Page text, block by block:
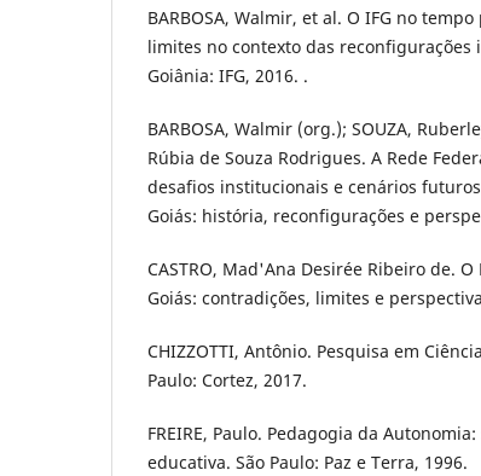
BARBOSA, Walmir, et al. O IFG no
limites no contexto das reconfigurações
Goiânia: IFG, 2016. .
BARBOSA, Walmir (org.); SOUZA,
Rúbia de Souza Rodrigues. A Rede
desafios institucionais e cenários
Goiás: história, reconfigurações e
CASTRO, Mad'Ana Desirée Ribeiro de.
Goiás: contradições, limites e
CHIZZOTTI, Antônio. Pesquisa em
Paulo: Cortez, 2017.
FREIRE, Paulo. Pedagogia da
educativa. São Paulo: Paz e Terra, 1996.